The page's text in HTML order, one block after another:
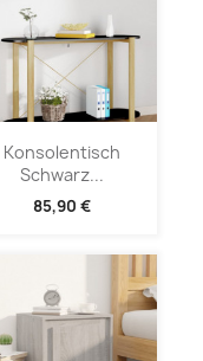
Konsolentisch
Schwarz...
85,90 €